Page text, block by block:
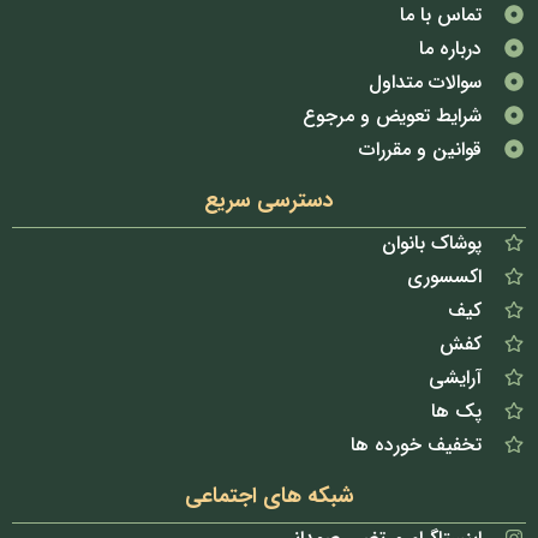
تماس با ما
درباره ما
سوالات متداول
شرایط تعویض و مرجوع
قوانین و مقررات
دسترسی سریع
پوشاک بانوان
اکسسوری
کیف
کفش
آرایشی
پک ها
تخفیف خورده ها
شبکه های اجتماعی